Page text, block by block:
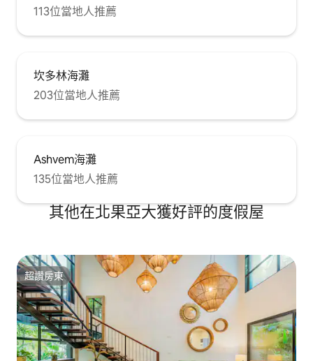
113位當地人推薦
坎多林海灘
203位當地人推薦
Ashvem海灘
135位當地人推薦
其他在北果亞大獲好評的度假屋
超讚房東
超讚房東